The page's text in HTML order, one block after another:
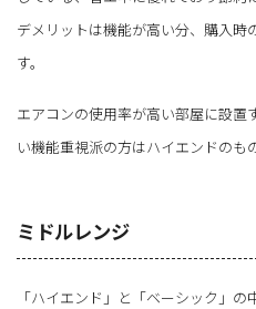
デメリットは機能が高い分、購入時
す。
エアコンの使用率が高い部屋に設置
い機能重視派の方はハイエンドのも
ミドルレンジ
「ハイエンド」と「ベーシック」